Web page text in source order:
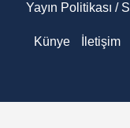
Yayın Politikası /
Künye İletişim